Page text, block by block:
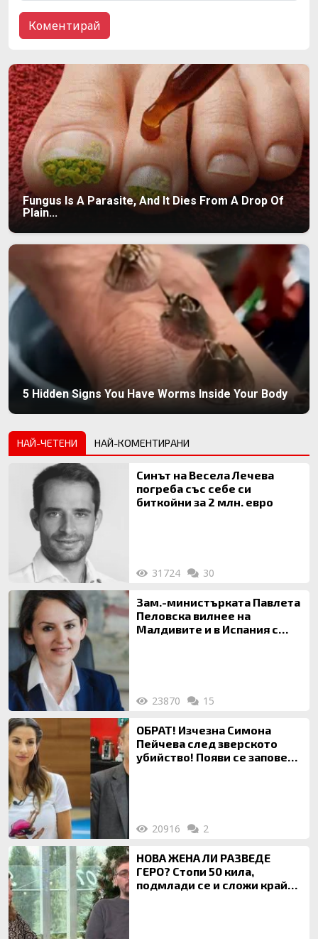
Fungus Is A Parasite, And It Dies From A Drop Of
Plain...
5 Hidden Signs You Have Worms Inside Your Body
НАЙ-ЧЕТЕНИ НАЙ-КОМЕНТИРАНИ
Синът на Весела Лечева
погреба със себе си
биткойни за 2 млн. евро
31724 30
Зам.-министърката Павлета
Пеловска вилнее на
Малдивите и в Испания с
23870 15
ОБРАТ! Изчезна Симона
Пейчева след зверското
убийство! Появи се заповед
20916 2
НОВА ЖЕНА ЛИ РАЗВЕДЕ
ГЕРО? Стопи 50 кила,
подмлади се и сложи край